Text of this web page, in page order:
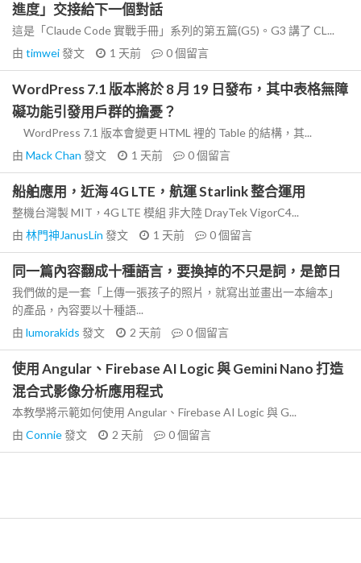
進度」交接給下一個對話
這是「Claude Code 實戰手冊」系列的第五篇(G5)。G3 講了 CL...
由 timwei發文 1 天前 0個留言
WordPress 7.1 版本將於 8 月 19 日發布，其中表格無障
礙功能引發用戶群的擔憂？
WordPress 7.1 版本會變更 HTML 裡的 Table 的結構，其...
由 Mack Chan 發文 1 天前 0個留言
船舶應用，近海 4G LTE，航運 Starlink 整合運用
整機台灣製 MIT，4G LTE 模組 非大陸 DrayTek VigorC4...
由 林門神JanusLin 發文 1 天前 0個留言
同一篇內容翻成十種語言，要換掉的不只是詞，是節日
我們做的是一套「上傳一張孩子的照片，就寫出並畫出一本繪本」
的產品，內容要以十種語...
由 lumorakids 發文 2 天前 0個留言
使用 Angular、Firebase AI Logic 與 Gemini Nano 打造
混合式影像分析應用程式
本教學將示範如何使用 Angular、Firebase AI Logic 與 G...
由 Connie發文 2 天前 0個留言